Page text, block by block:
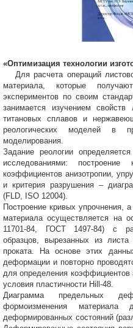
«Оптимизация технологии
Для расчета операций
материала, которые
экспериментов по своим
занимается изучением
титановых сплавов и
реологических моделей в
моделирования.
Задание реологии
исследованиями: построение
коэффициентов анизотропии,
и критерия разрушения –
(FLD, ISO 12004).
Построение кривых упрочнения,
материала осуществляется на
11701-84, ГОСТ 1497-84) с
образцов, вырезанных из
проката. На основе этих
деформации и повторно
для определения коэффициентов
условия пластичности Hill-48.
Диаграмма предельных
формоизменения
деформированных состояний